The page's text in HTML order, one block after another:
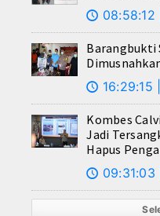
🕔
Barangbukti
🕔 16:29:15
Kombes
Jadi
Hapus
🕔